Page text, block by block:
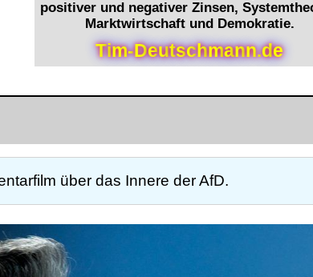
positiver und negativer Zinsen,
Marktwirtschaft und Demokratie.
Tim-Deutschmann.de
über das Innere der AfD.